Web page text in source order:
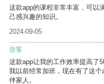
这款app的课程非常丰富，可以
己感兴趣的知识。
2024-09-05
游客
这款app让我的工作效率提高了
我以前经常加班，现在有了这
伴家人。